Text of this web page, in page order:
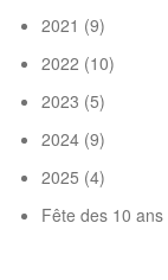
2021 (9)
2022 (10)
2023 (5)
2024 (9)
2025 (4)
Fête des 10 ans